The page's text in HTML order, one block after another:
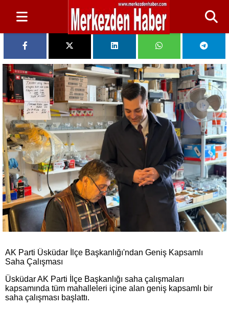
AK Parti Üsküdar İlçe Başkanlığı'ndan Geniş Kapsamlı
Saha Çalışması
Üsküdar AK Parti İlçe Başkanlığı saha çalışmaları
kapsamında tüm mahalleleri içine alan geniş kapsamlı bir
saha çalışması başlattı.